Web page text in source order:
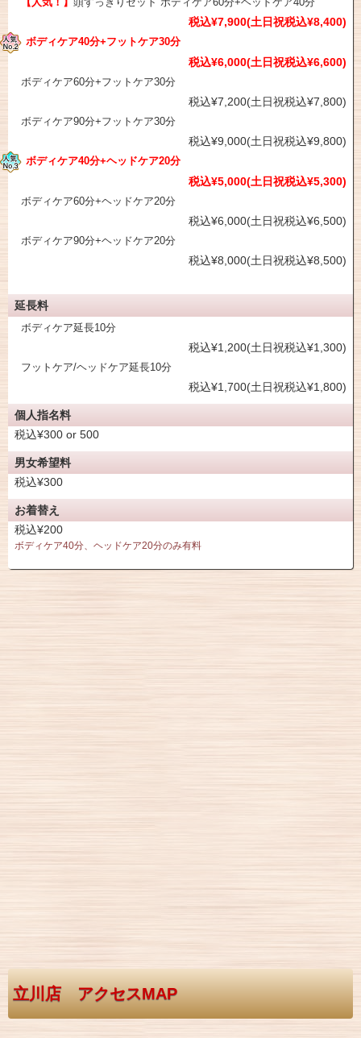
税込¥7,900(土日祝税込¥8,400)
ボディケア40分+フットケア30分
税込¥6,000(土日祝税込¥6,600)
ボディケア60分+フットケア30分
税込¥7,200(土日祝税込¥7,800)
ボディケア90分+フットケア30分
税込¥9,000(土日祝税込¥9,800)
ボディケア40分+ヘッドケア20分
税込¥5,000(土日祝税込¥5,300)
ボディケア60分+ヘッドケア20分
税込¥6,000(土日祝税込¥6,500)
ボディケア90分+ヘッドケア20分
税込¥8,000(土日祝税込¥8,500)
延長料
ボディケア延長10分
税込¥1,200(土日祝税込¥1,300)
フットケア/ヘッドケア延長10分
税込¥1,700(土日祝税込¥1,800)
個人指名料
税込¥300 or 500
男女希望料
税込¥300
お着替え
税込¥200
ボディケア40分、ヘッドケア20分のみ有料
立川店 アクセスMAP